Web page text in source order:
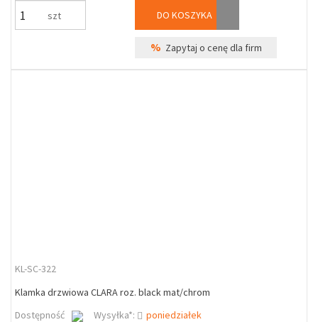
szt DO KOSZYKA
% Zapytaj o cenę dla firm
KL-SC-322
Klamka drzwiowa CLARA roz. black mat/chrom
Dostępność
Wysyłka*: poniedziałek